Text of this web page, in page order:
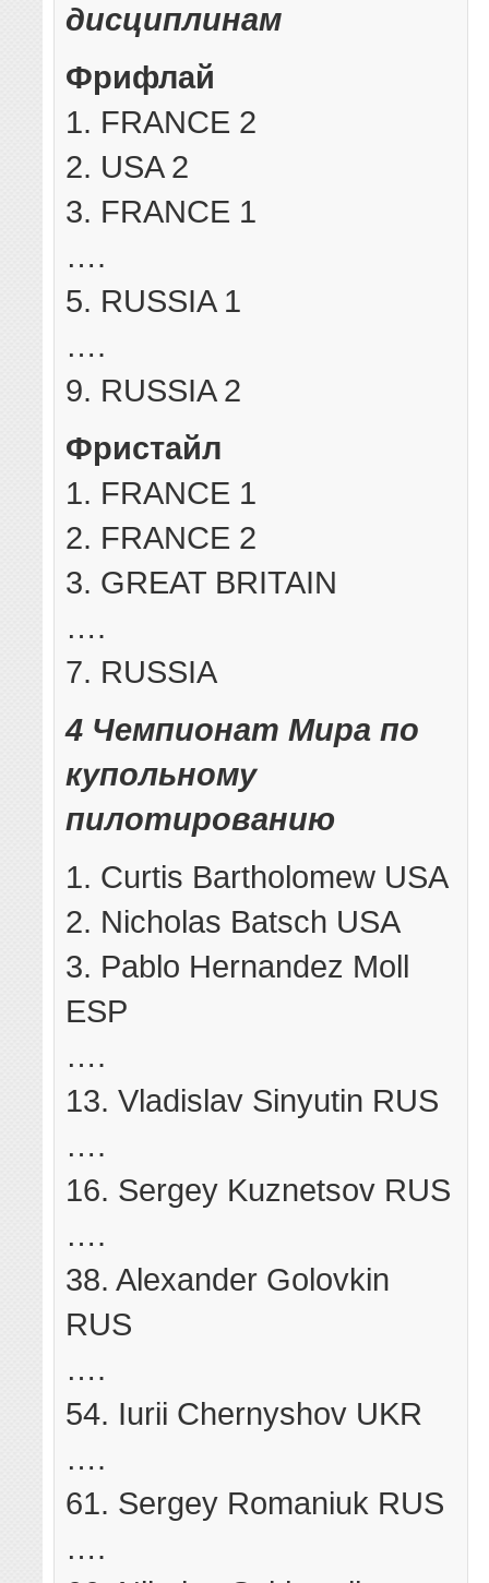
дисциплинам
Фрифлай
1. FRANCE 2
2. USA 2
3. FRANCE 1
….
5. RUSSIA 1
….
9. RUSSIA 2
Фристайл
1. FRANCE 1
2. FRANCE 2
3. GREAT BRITAIN
….
7. RUSSIA
4 Чемпионат Мира по
купольному
пилотированию
1. Curtis Bartholomew USA
2. Nicholas Batsch USA
3. Pablo Hernandez Moll
ESP
….
13. Vladislav Sinyutin RUS
….
16. Sergey Kuznetsov RUS
….
38. Alexander Golovkin
RUS
….
54. Iurii Chernyshov UKR
….
61. Sergey Romaniuk RUS
….